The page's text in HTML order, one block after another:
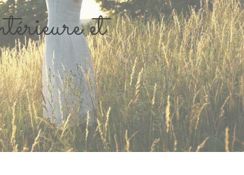
et